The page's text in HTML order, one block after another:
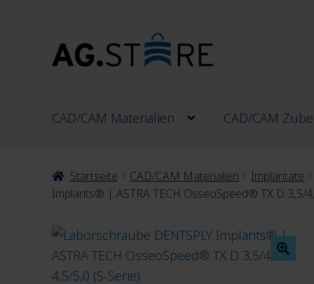
Zur
Navigation
Zum
Inhalt
CAD/CAM Materialien CAD/CAM
Startseite CAD/CAM Materialien Implantate
Implants® | ASTRA TECH OsseoSpeed® TX D 3,5/